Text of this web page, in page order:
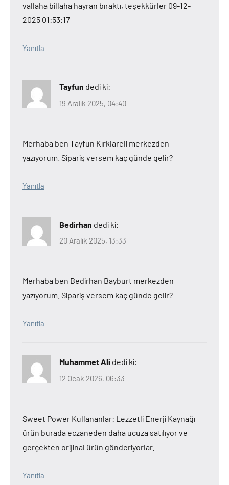
vallaha billaha hayran bıraktı, teşekkürler 09-12-
2025 01:53:17
Yanıtla
Tayfun dedi ki:
19 Aralık 2025, 04:40
Merhaba ben Tayfun Kırklareli merkezden
yazıyorum. Sipariş versem kaç günde gelir?
Yanıtla
Bedirhan dedi ki:
20 Aralık 2025, 13:33
Merhaba ben Bedirhan Bayburt merkezden
yazıyorum. Sipariş versem kaç günde gelir?
Yanıtla
Muhammet Ali dedi ki:
12 Ocak 2026, 06:33
Sweet Power Kullananlar: Lezzetli Enerji Kaynağı
ürün burada eczaneden daha ucuza satılıyor ve
gerçekten orijinal ürün gönderiyorlar.
Yanıtla